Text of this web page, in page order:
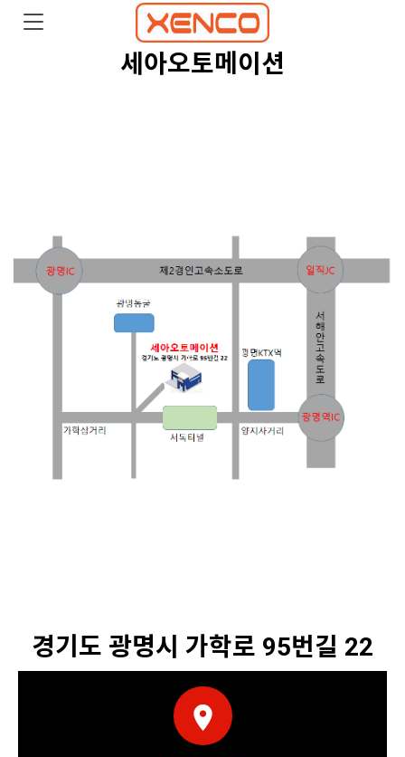
세아오토메이션
경기도 광명시 가학로 95번길 22
location_on